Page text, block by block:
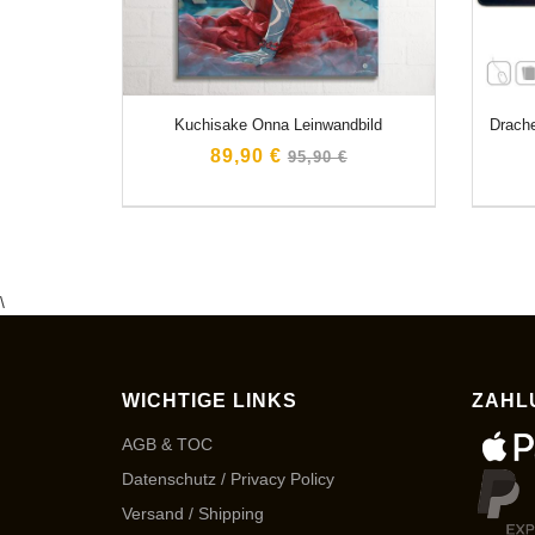
Kuchisake Onna Leinwandbild
89,90 € Normaler
95,90 €
\
WICHTIGE LINKS
AGB & TOC
Datenschutz / Privacy Policy
Versand / Shipping